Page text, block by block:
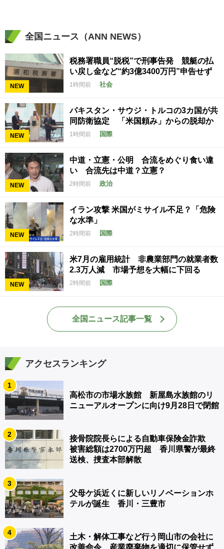
全国ニュース（ANN NEWS）
NEW
税務署職員“脱税”で刑事告発 競艇の払
い戻し金など“約3億3400万円”申告せず
1時間前 社会
NEW
パキスタン・サウジ・トルコの3カ国が共
同防衛協定 「米国頼み」からの脱却か
1時間前 国際
NEW
中道・立憲・公明 合流をめぐり食い違
い 合流先は中道？立憲？
2時間前 政治
NEW
イラン攻撃 米国がミサイル不足？「危険
な水準」
2時間前 国際
NEW
米7月の雇用統計 非農業部門の就業者数
2.3万人減 市場予想を大幅に下回る
2時間前 国際
全国ニュース記事一覧
アクセスランキング
1
高松市の市場水族館 新屋島水族館のリ
ニューアルオープンに向け9月28日で閉館
2
接骨院院長らによる自動車保険金詐欺
被害総額は2700万円超 香川県警が最終
送検、捜査本部解散
3
父母ケ浜近くに新しいリノベーションホ
テルが誕生 香川・三豊市
4
土木・解体工事など行う岡山市の会社に
改善命令 産業廃棄物を適切に保管せず